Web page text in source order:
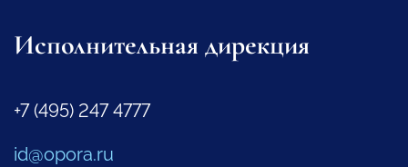
Исполнительная дирекция
+7 (495) 247 4777
id@opora.ru